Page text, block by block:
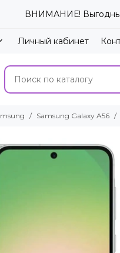
ВНИМАНИЕ! Выгодные
Личный кабинет
Samsung Galaxy A56